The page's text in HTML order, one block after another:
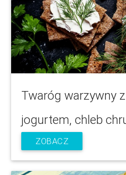
Twaróg warzywny
jogurtem, chleb
ZOBACZ